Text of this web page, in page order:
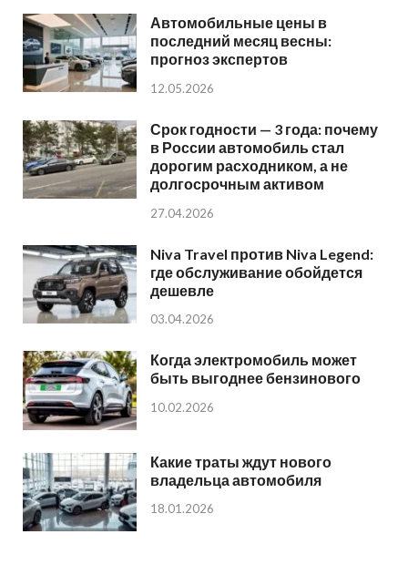
Автомобильные цены в
последний месяц весны:
прогноз экспертов
12.05.2026
Срок годности — 3 года: почему
в России автомобиль стал
дорогим расходником, а не
долгосрочным активом
27.04.2026
Niva Travel против Niva Legend:
где обслуживание обойдется
дешевле
03.04.2026
Когда электромобиль может
быть выгоднее бензинового
10.02.2026
Какие траты ждут нового
владельца автомобиля
18.01.2026